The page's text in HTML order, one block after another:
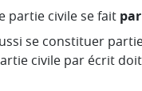
partie civile se fait
se constituer
civile par écrit